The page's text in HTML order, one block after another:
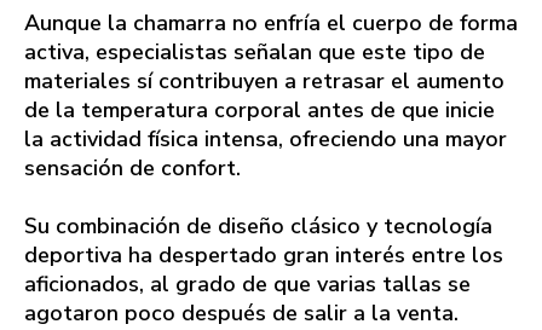
Aunque la chamarra no enfría el cuerpo de forma
activa, especialistas señalan que este tipo de
materiales sí contribuyen a retrasar el aumento
de la temperatura corporal antes de que inicie
la actividad física intensa, ofreciendo una mayor
sensación de confort.
Su combinación de diseño clásico y tecnología
deportiva ha despertado gran interés entre los
aficionados, al grado de que varias tallas se
agotaron poco después de salir a la venta.